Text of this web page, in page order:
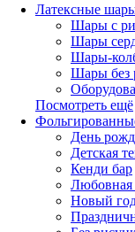
Латексные
Шары с
Шары
Шары-
Шары без
Посмотреть ещё
День
Детская
Кенди бар
Любовная
Новый